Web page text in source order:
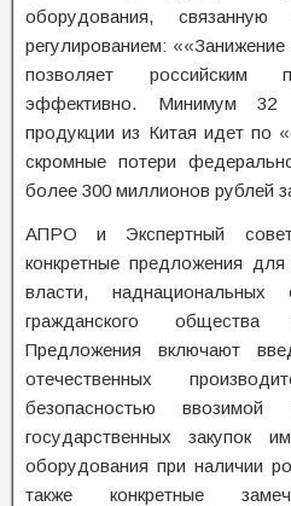
оборудования,
регулированием:
позволяет российским
эффективно. Минимум 32
продукции из Китая идет по
скромные потери
более 300 миллионов рублей
АПРО и Экспертный
конкретные предложения для
власти, наднациональных
гражданского общества
Предложения включают
отечественных
безопасностью ввозимой
государственных закупок
оборудования при наличии
также конкретные